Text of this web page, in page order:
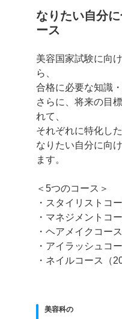
なりたい自分
ース
美容国家試験に向
ら、
合格に必要な知識
さらに、将来の目
れて、
それぞれに特化し
なりたい自分に向
ます。
＜5つのコース＞
・スタイリストコ
・マネジメントコ
・ヘアメイクコース
・アイラッシュコ
・ネイルコース（
美容科の